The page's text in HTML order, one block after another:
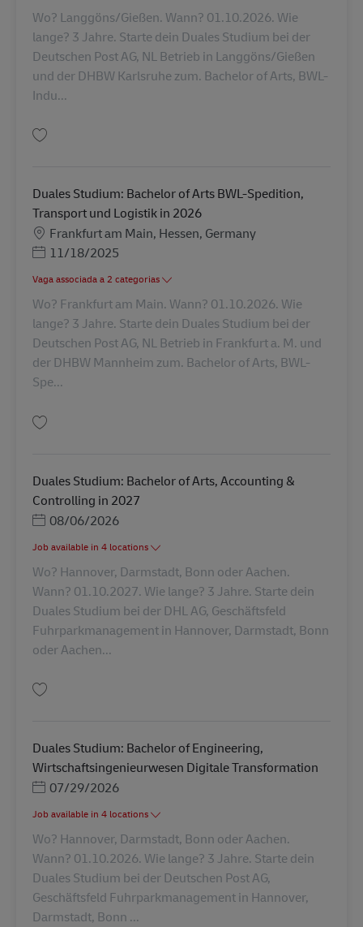
Wo? Langgöns/Gießen. Wann? 01.10.2026. Wie
lange? 3 Jahre. Starte dein Duales Studium bei der
Deutschen Post AG, NL Betrieb in Langgöns/Gießen
und der DHBW Karlsruhe zum. Bachelor of Arts, BWL-
Indu...
Duales Studium: Bachelor of Arts BWL-Spedition,
Transport und Logistik in 2026
Localização
Frankfurt am Main, Hessen, Germany
Posted Date
11/18/2025
Vaga associada a 2 categorias
Wo? Frankfurt am Main. Wann? 01.10.2026. Wie
lange? 3 Jahre. Starte dein Duales Studium bei der
Deutschen Post AG, NL Betrieb in Frankfurt a. M. und
der DHBW Mannheim zum. Bachelor of Arts, BWL-
Spe...
Duales Studium: Bachelor of Arts, Accounting &
Controlling in 2027
Posted Date
08/06/2026
Job available in 4 locations
Wo? Hannover, Darmstadt, Bonn oder Aachen.
Wann? 01.10.2027. Wie lange? 3 Jahre. Starte dein
Duales Studium bei der DHL AG, Geschäftsfeld
Fuhrparkmanagement in Hannover, Darmstadt, Bonn
oder Aachen...
Duales Studium: Bachelor of Engineering,
Wirtschaftsingenieurwesen Digitale Transformation
Posted Date
07/29/2026
Job available in 4 locations
Wo? Hannover, Darmstadt, Bonn oder Aachen.
Wann? 01.10.2026. Wie lange? 3 Jahre. Starte dein
Duales Studium bei der Deutschen Post AG,
Geschäftsfeld Fuhrparkmanagement in Hannover,
Darmstadt, Bonn ...